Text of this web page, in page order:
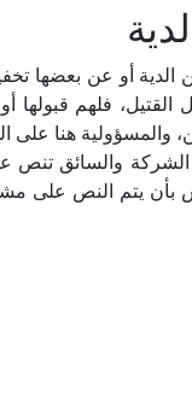
أو عن بعضها
فلهم قبولها أو
والمسؤولية هنا
الشركة والسائق
بأن يتم النص على